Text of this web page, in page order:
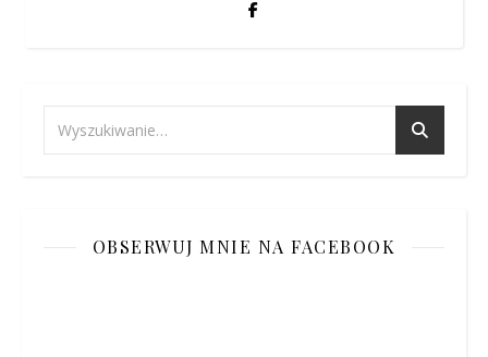
OBSERWUJ MNIE NA FACEBOOK